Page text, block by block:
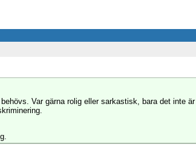
Var gärna rolig eller sarkastisk, bara det inte är